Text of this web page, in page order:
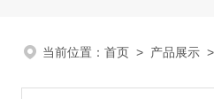
当前位置： 首页 > 产品展示 >